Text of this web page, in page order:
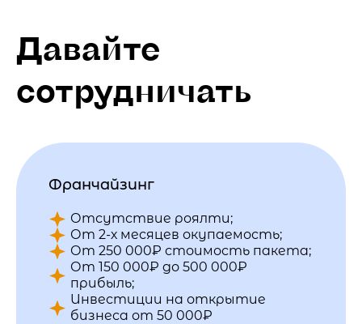
Давайте
сотрудничать
Франчайзинг
Отсутствие роялти;
От 2-х месяцев окупаемость;
От 250 000₽ стоимость пакета;
От 150 000₽ до 500 000₽
прибыль;
Инвестиции на открытие
бизнеса от 50 000₽